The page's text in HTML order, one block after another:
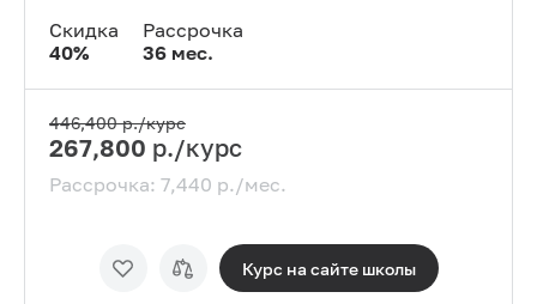
Скидка
40%
Рассрочка
36 мес.
446,400р./курс
267,800 р./курс
Рассрочка: 7,440 р./мес.
Курс на сайте школы